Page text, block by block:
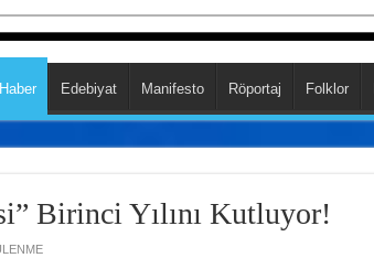
Haber Edebiyat Manifesto Röportaj Folklor
Birinci Yılını Kutluyor!